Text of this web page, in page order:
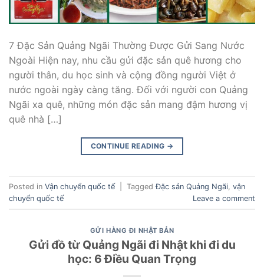
7 Đặc Sản Quảng Ngãi Thường Được Gửi Sang Nước
Ngoài Hiện nay, nhu cầu gửi đặc sản quê hương cho
người thân, du học sinh và cộng đồng người Việt ở
nước ngoài ngày càng tăng. Đối với người con Quảng
Ngãi xa quê, những món đặc sản mang đậm hương vị
quê nhà […]
CONTINUE READING →
Posted in Vận chuyển quốc tế TaggedĐặc sản Quảng Ngãi vận
chuyển quốc tế
Leave a comment
GỬI HÀNG ĐI NHẬT BẢN
Gửi đồ từ Quảng Ngãi đi Nhật khi đi du
học: 6 Điều Quan Trọng